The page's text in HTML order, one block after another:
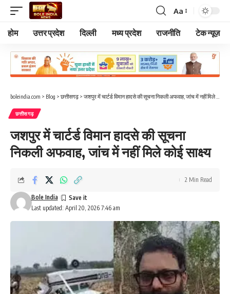
Font
Resizer
Aa
होम उत्तर प्रदेश दिल्ली मध्य प्रदेश राजनीति टेक न्यूज़
boleindia.com > Blog > छत्तीसगढ़ > जशपुर में चार्टर्ड विमान हादसे की सूचना निकली अफवाह, जांच में नहीं मिले कोई साक्ष्य
छत्तीसगढ़
जशपुर में चार्टर्ड विमान हादसे की सूचना
निकली अफवाह, जांच में नहीं मिले कोई साक्ष्य
Last updated: April 20, 2026 7:46 am
Bole India
2 Min Read